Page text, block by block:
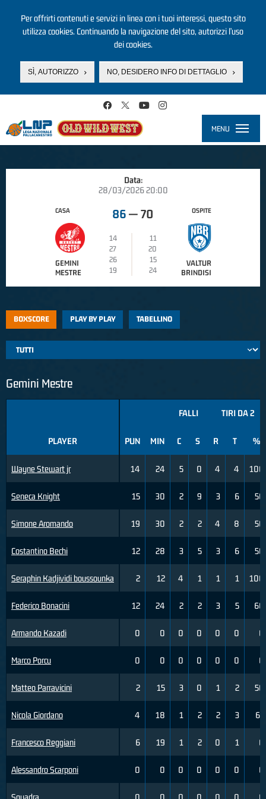
Per offrirti contenuti e servizi in linea con i tuoi interessi, questo sito
utilizza cookies. Continuando la navigazione del sito, autorizzi l’uso
dei cookies.
SÌ, AUTORIZZO NO, DESIDERO INFO DI DETTAGLIO
MENU
Data:
28/03/2026 20:00
CASA
GEMINI
MESTRE
86 — 70
14
11
27
20
26
15
19
24
OSPITE
VALTUR
BRINDISI
BOXSCORE PLAY BY PLAY TABELLINO
Gemini Mestre
PLAYER
Wayne Stewart jr
Seneca Knight
Simone Aromando
Costantino Bechi
Seraphin Kadjividi boussounka
Federico Bonacini
Armando Kazadi
Marco Porcu
Matteo Parravicini
Nicola Giordano
Francesco Reggiani
Alessandro Scarponi
FALLI TIRI DA 2
PUN MIN C S R T %
14 24 5 0 4 4 100
15 30 2 9 3 6 50
19 30 2 2 4 8 50
12 28 3 5 3 6 50
2 12 4 1 1 1 100
12 24 2 2 3 5 60
0 0 0 0 0 0 0
0 0 0 0 0 0 0
2 15 3 0 1 2 50
4 18 1 2 2 3 67
6 19 1 2 0 1 0
0 0 0 0 0 0 0